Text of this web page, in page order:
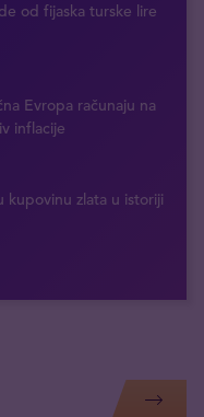
od fijaska turske lire
Evropa računaju na
inflacije
kupovinu zlata u istoriji